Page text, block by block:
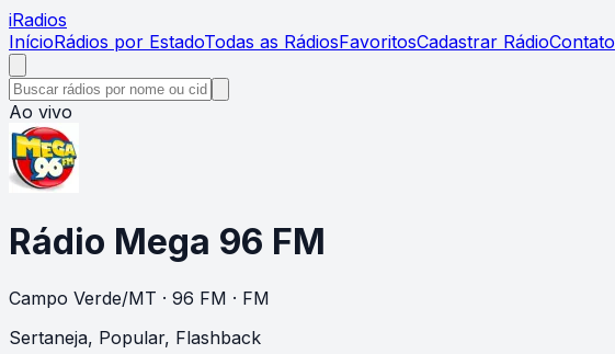
iRadios
InícioRádios por EstadoTodas as RádiosFavoritosCadastrar RádioContato
Ao vivo
Rádio Mega 96 FM
Campo Verde/MT · 96 FM · FM
Sertaneja, Popular, Flashback